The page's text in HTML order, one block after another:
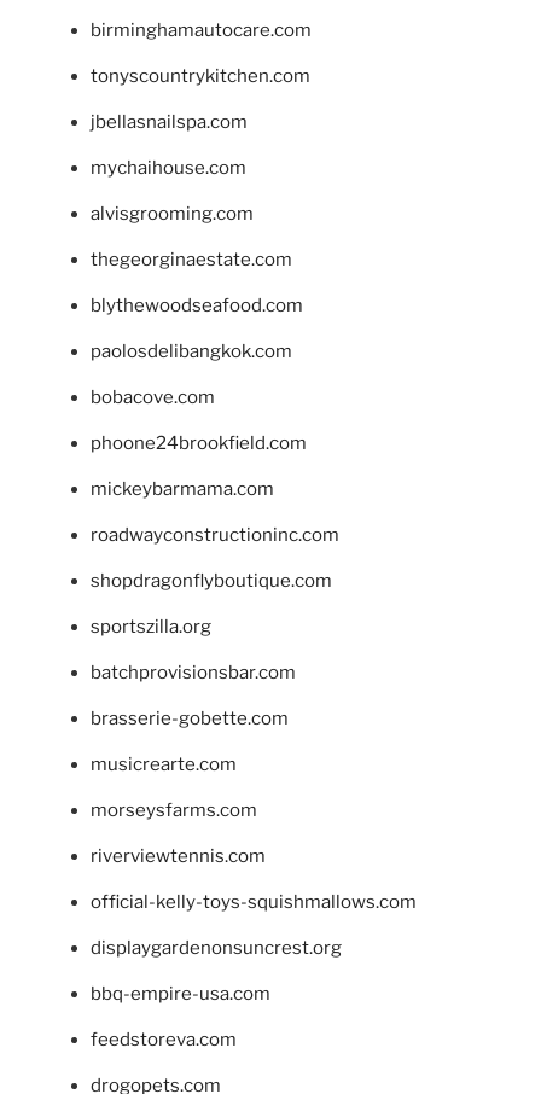
birminghamautocare.com
tonyscountrykitchen.com
jbellasnailspa.com
mychaihouse.com
alvisgrooming.com
thegeorginaestate.com
blythewoodseafood.com
paolosdelibangkok.com
bobacove.com
phoone24brookfield.com
mickeybarmama.com
roadwayconstructioninc.com
shopdragonflyboutique.com
sportszilla.org
batchprovisionsbar.com
brasserie-gobette.com
musicrearte.com
morseysfarms.com
riverviewtennis.com
official-kelly-toys-squishmallows.com
displaygardenonsuncrest.org
bbq-empire-usa.com
feedstoreva.com
drogopets.com